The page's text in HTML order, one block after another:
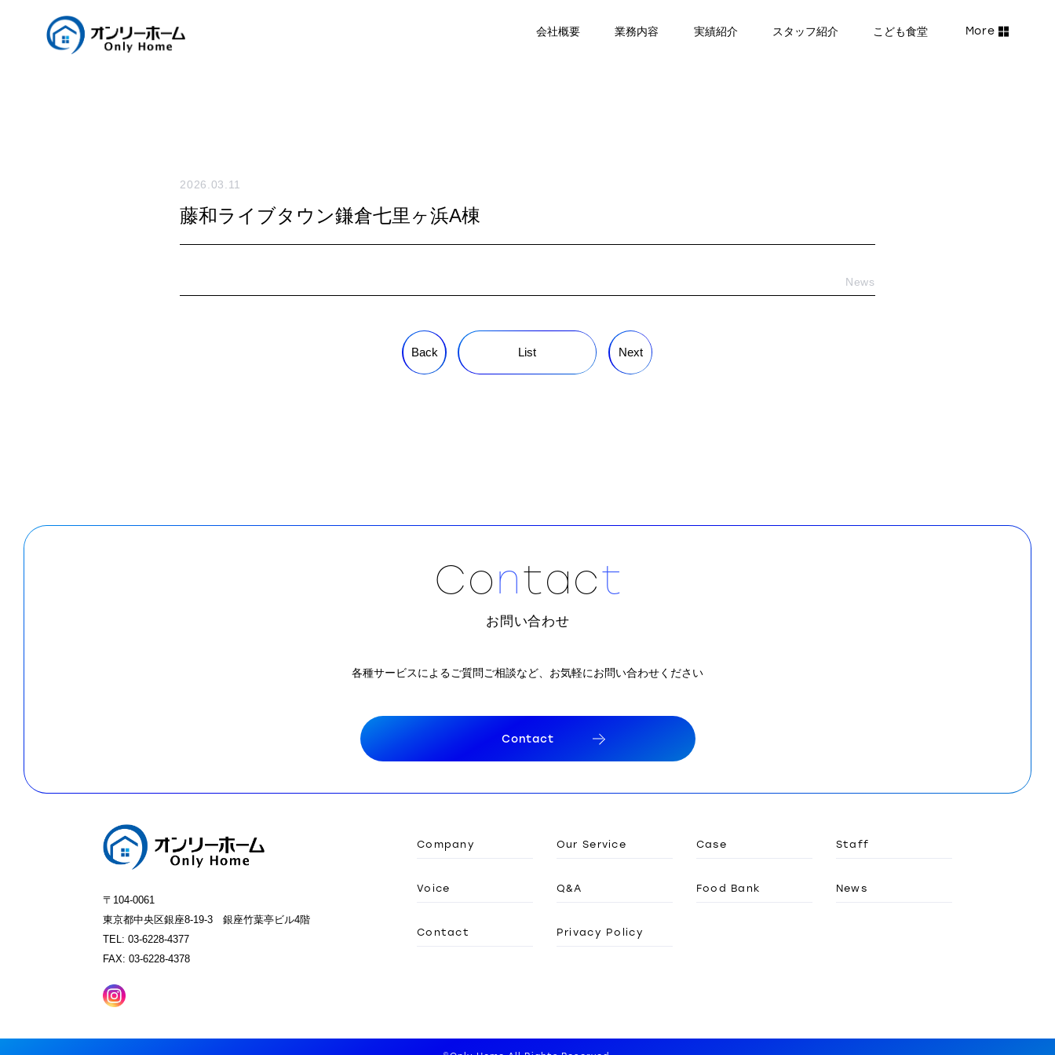
会社概要 業務内容 実績紹介 スタッフ紹介 こども食堂
2026.03.11
藤和ライブタウン鎌倉七里ヶ浜A棟
News
Back List Next
Contact
お問い合わせ
各種サービスによるご質問ご相談など、 お気軽にお問い合わせください
Contact
〒104-0061
東京都中央区銀座8-19-3 銀座竹葉亭ビル4階
TEL: 03-6228-4377
FAX: 03-6228-4378
Company Our Service Case Staff
Voice Q&A Food Bank News
Contact Privacy Policy